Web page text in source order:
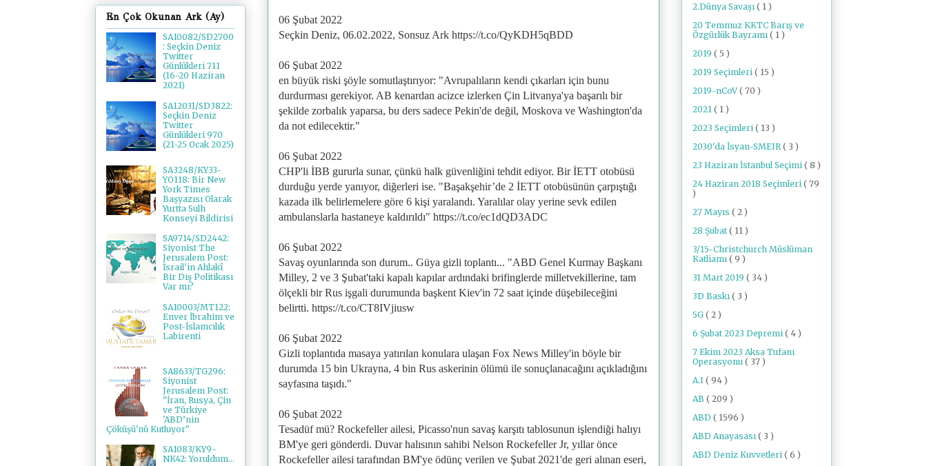
06 Şubat 2022
Seçkin Deniz, 06.02.2022, Sonsuz Ark https://t.co/QyKDH5qBDD
06 Şubat 2022
en büyük riski şöyle somutlaştırıyor: "Avrupalıların kendi çıkarları için bunu
durdurması gerekiyor. AB kenardan acizce izlerken Çin Litvanya'ya başarılı bir
şekilde zorbalık yaparsa, bu ders sadece Pekin'de değil, Moskova ve Washington'da
da not edilecektir."
06 Şubat 2022
CHP'li İBB gururla sunar, çünkü halk güvenliğini tehdit ediyor. Bir İETT otobüsü
durduğu yerde yanıyor, diğerleri ise. "Başakşehir’de 2 İETT otobüsünün çarpıştığı
kazada ilk belirlemelere göre 6 kişi yaralandı. Yaralılar olay yerine sevk edilen
ambulanslarla hastaneye kaldırıldı" https://t.co/ec1dQD3ADC
06 Şubat 2022
Savaş oyunlarında son durum.. Güya gizli toplantı... "ABD Genel Kurmay Başkanı
Milley, 2 ve 3 Şubat'taki kapalı kapılar ardındaki brifinglerde milletvekillerine, tam
ölçekli bir Rus işgali durumunda başkent Kiev'in 72 saat içinde düşebileceğini
belirtti. https://t.co/CT8IVjiusw
06 Şubat 2022
Gizli toplantıda masaya yatırılan konulara ulaşan Fox News Milley'in böyle bir
durumda 15 bin Ukrayna, 4 bin Rus askerinin ölümü ile sonuçlanacağını açıkladığını
sayfasına taşıdı."
06 Şubat 2022
Tesadüf mü? Rockefeller ailesi, Picasso'nun savaş karşıtı tablosunun işlendiği halıyı
BM'ye geri gönderdi. Duvar halısının sahibi Nelson Rockefeller Jr, yıllar önce
Rockefeller ailesi tarafından BM'ye ödünç verilen ve Şubat 2021'de geri alınan eseri,
En Çok Okunan Ark (Ay)
SA10082/SD2700
: Seçkin Deniz
Twitter
Günlükleri 711
(16-20 Haziran
2021)
SA12031/SD3822:
Seçkin Deniz
Twitter
Günlükleri 970
(21-25 Ocak 2025)
SA3248/KY33-
YO118: Bir New
York Times
Başyazısı Olarak
Yurtta Sulh
Konseyi Bildirisi
SA9714/SD2442:
Siyonist The
Jerusalem Post:
İsrail'in Ahlakî
Bir Dış Politikası
Var mı?
SA10003/MT122:
Enver İbrahim ve
Post-İslamcılık
Labirenti
SA8633/TG296:
Siyonist
Jerusalem Post:
"İran, Rusya, Çin
ve Türkiye
'ABD’nin
Çöküşü'nü Kutluyor"
SA1083/KY9-
NK42: Yoruldum...
2.Dünya Savaşı ( 1 )
20 Temmuz KKTC Barış ve
Özgürlük Bayramı ( 1 )
2019 ( 5 )
2019 Seçimleri ( 15 )
2019-nCoV( 70 )
2021 ( 1 )
2023 Seçimleri ( 13 )
2030'da İsyan-SMEIR ( 3 )
23 Haziran İstanbul Seçimi ( 8 )
24 Haziran 2018 Seçimleri ( 79
)
27 Mayıs ( 2 )
28 Şubat ( 11 )
3/15-Christchurch Müslüman
Katliamı ( 9 )
31 Mart 2019 ( 34 )
3D Baskı ( 3 )
5G ( 2 )
6 Şubat 2023 Depremi ( 4 )
7 Ekim 2023 Aksa Tufanı
Operasyonu ( 37 )
A.I ( 94 )
AB ( 209 )
ABD ( 1596 )
ABD Anayasası ( 3 )
ABD Deniz Kuvvetleri ( 6 )